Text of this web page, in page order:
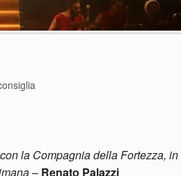
la Compagnia della Fortezza, in
– Renato Palazzi